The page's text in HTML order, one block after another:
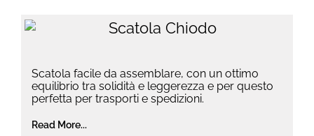
Scatola facile da assemblare, con un ottimo
equilibrio tra solidità e leggerezza e per questo
perfetta per trasporti e spedizioni.
Read More...